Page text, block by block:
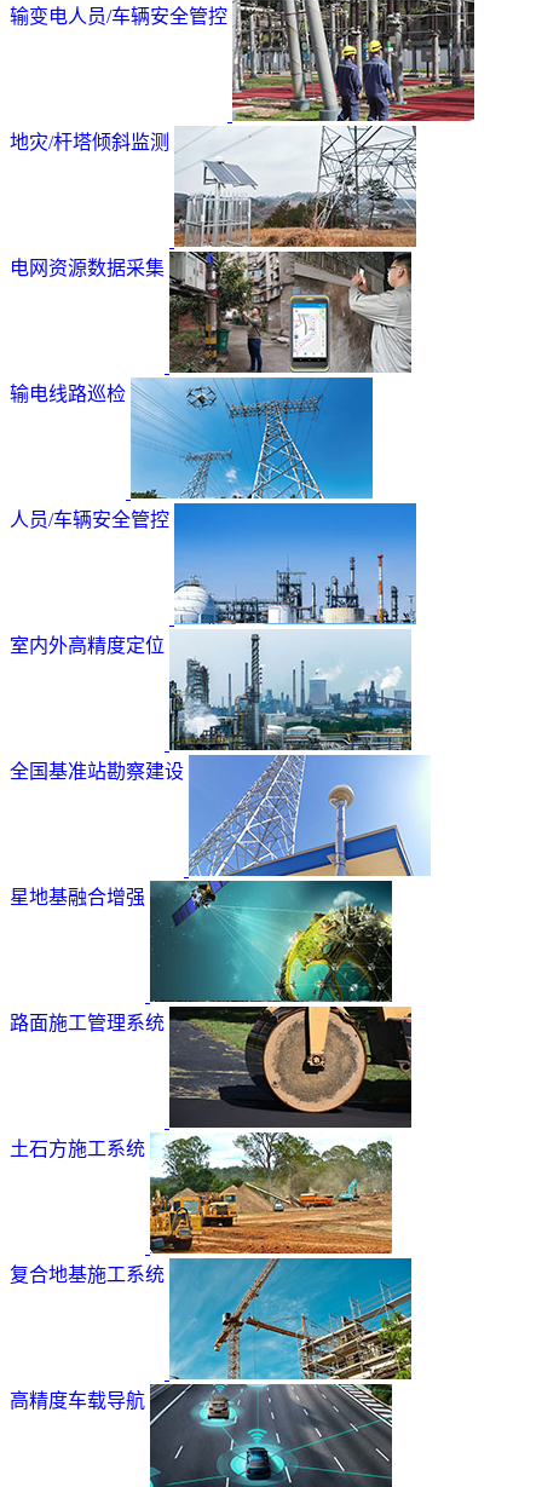
输变电人员/车辆安全管控
地灾/杆塔倾斜监测
电网资源数据采集
输电线路巡检
人员/车辆安全管控
室内外高精度定位
全国基准站勘察建设
星地基融合增强
路面施工管理系统
土石方施工系统
复合地基施工系统
高精度车载导航